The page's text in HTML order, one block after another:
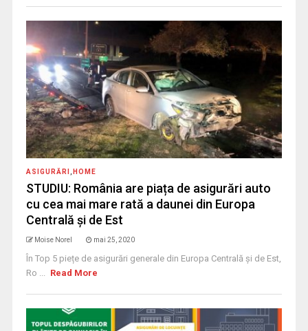
ASIGURĂRI HOME
STUDIU: România are piața de asigurări auto
cu cea mai mare rată a daunei din Europa
Centrală şi de Est
Moise Norel mai 25, 2020
În Top 5 piețe de asigurări generale din Europa Centrală și de Est,
Ro ... Read More